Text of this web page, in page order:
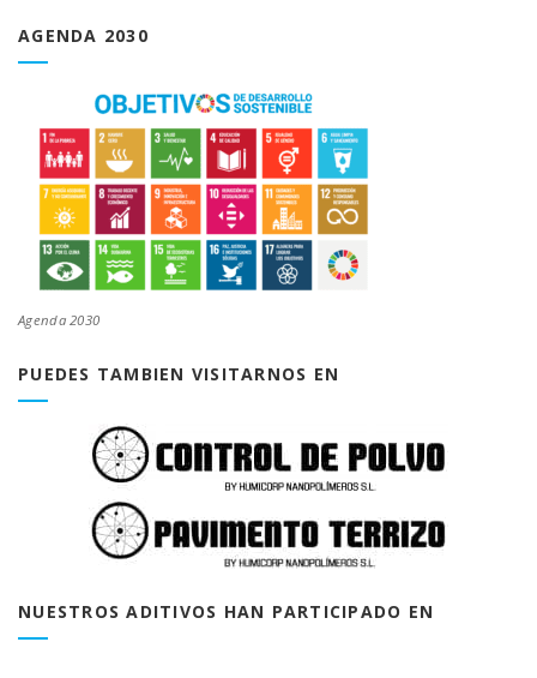
AGENDA 2030
Agenda 2030
PUEDES TAMBIEN VISITARNOS EN
NUESTROS ADITIVOS HAN PARTICIPADO EN